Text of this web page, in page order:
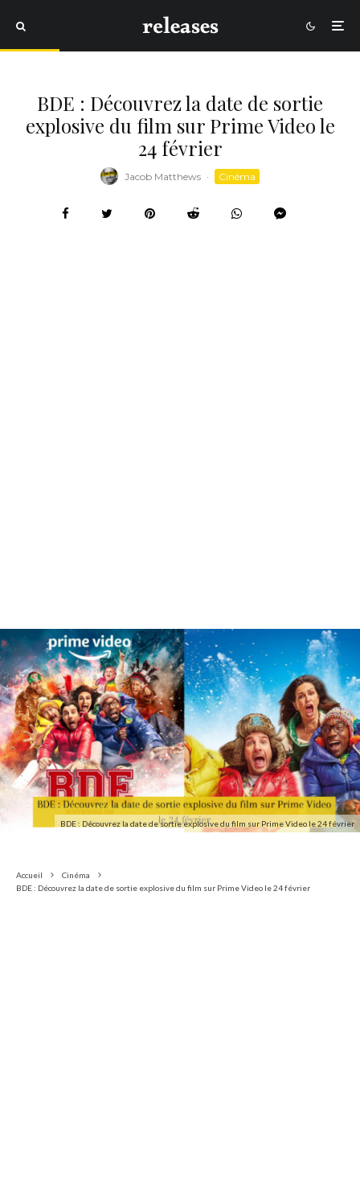
BDE : Découvrez la date de sortie
explosive du film sur Prime Video le
24 février
Jacob Matthews · Cinéma
BDE : Découvrez la date de sortie explosive du film sur Prime Video le 24 février
Accueil
Cinéma
BDE : Découvrez la date de sortie explosive du film sur Prime Video le 24 février